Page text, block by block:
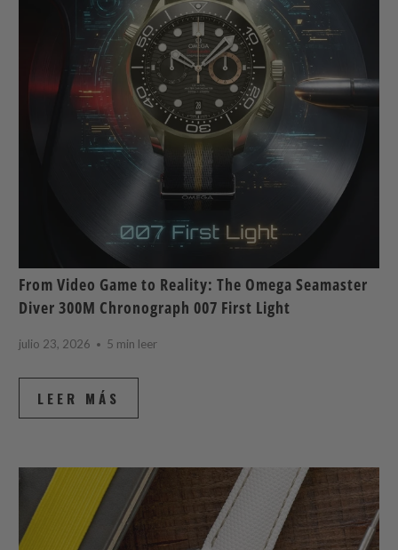
From Video Game to Reality: The Omega Seamaster
Diver 300M Chronograph 007 First Light
julio 23, 2026 5 min leer
LEER MÁS